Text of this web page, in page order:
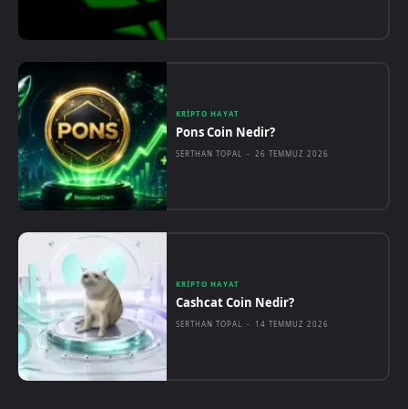
KRIPTO HAYAT
Pons Coin Nedir?
SERTHAN TOPAL - 26 TEMMUZ 2026
KRIPTO HAYAT
Cashcat Coin Nedir?
SERTHAN TOPAL - 14 TEMMUZ 2026